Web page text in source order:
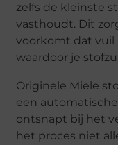
zelfs de kleinste
vasthoudt. Dit
voorkomt dat
waardoor je
Originele Miele
een
ontsnapt bij het
het proces niet